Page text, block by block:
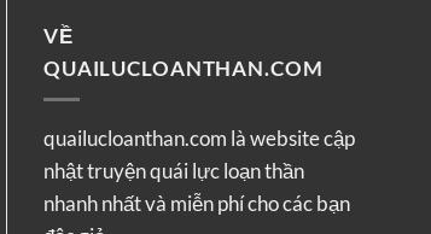
VỀ
QUAILUCLOANTHAN.COM
quailucloanthan.com là website cập
nhật truyện quái lực loạn thần
nhanh nhất và miễn phí cho các bạn